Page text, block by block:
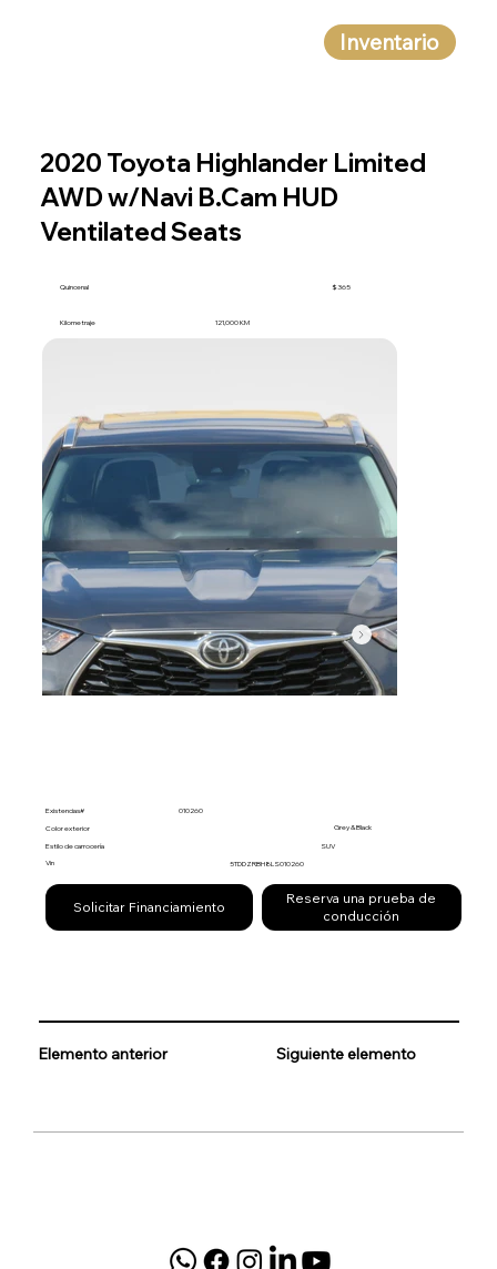
Inventario
Elemento anterior Siguiente elemento
Quincenal $365
Kilometraje 121,000 KM
Existencias#
010260
Color exterior
Grey & Black
Estilo de carrocería
SUV
Vin
5TDDZRBH8LS010260
Solicitar Financiamiento
Reserva una prueba de
conducción
2020 Toyota Highlander Limited
AWD w/Navi B.Cam HUD
Ventilated Seats